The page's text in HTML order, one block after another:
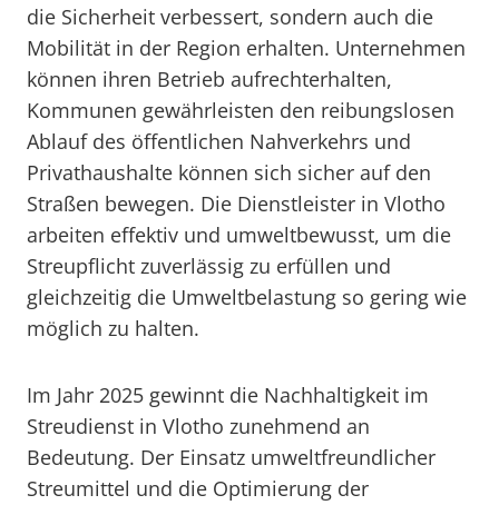
die Sicherheit verbessert, sondern auch die
Mobilität in der Region erhalten. Unternehmen
können ihren Betrieb aufrechterhalten,
Kommunen gewährleisten den reibungslosen
Ablauf des öffentlichen Nahverkehrs und
Privathaushalte können sich sicher auf den
Straßen bewegen. Die Dienstleister in Vlotho
arbeiten effektiv und umweltbewusst, um die
Streupflicht zuverlässig zu erfüllen und
gleichzeitig die Umweltbelastung so gering wie
möglich zu halten.
Im Jahr 2025 gewinnt die Nachhaltigkeit im
Streudienst in Vlotho zunehmend an
Bedeutung. Der Einsatz umweltfreundlicher
Streumittel und die Optimierung der